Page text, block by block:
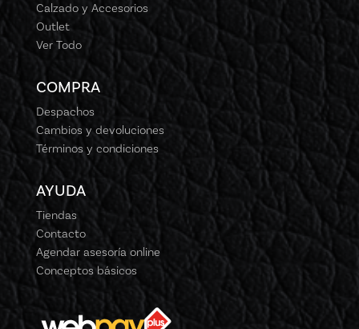
Calzado y Accesorios
Outlet
Ver Todo
COMPRA
Despachos
Cambios y devoluciones
Términos y condiciones
AYUDA
Tiendas
Contacto
Agendar asesoría online
Conceptos básicos